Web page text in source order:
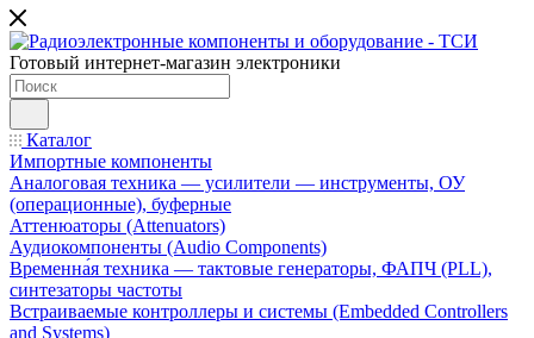
Готовый интернет-магазин электроники
Каталог
Импортные компоненты
Аналоговая техника — усилители — инструменты, ОУ
(операционные), буферные
Аттенюаторы (Attenuators)
Аудиокомпоненты (Audio Components)
Временна́я техника — тактовые генераторы, ФАПЧ (PLL),
синтезаторы частоты
Встраиваемые контроллеры и системы (Embedded Controllers
and Systems)